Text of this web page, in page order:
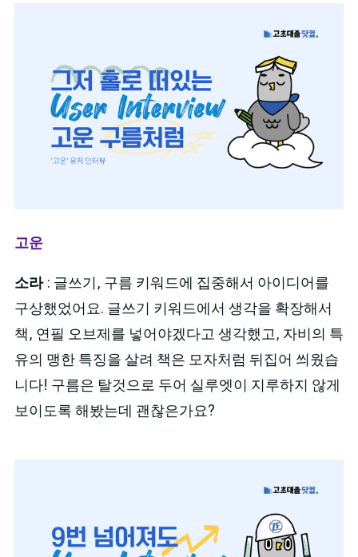
고운
소라: 글쓰기, 구름 키워드에 집중해서 아이디어를
구상했었어요. 글쓰기 키워드에서 생각을 확장해서
책, 연필 오브제를 넣어야겠다고 생각했고, 자비의 특
유의 맹한 특징을 살려 책은 모자처럼 뒤집어 씌웠습
니다! 구름은 탈것으로 두어 실루엣이 지루하지 않게
보이도록 해봤는데 괜찮은가요?